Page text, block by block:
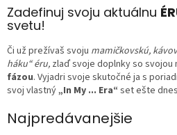
Zadefinuj svoju aktuálnu
svetu!
Či už prežívaš svoju mamičkovskú,
háku“ éru, zlaď svoje doplnky so svojou
fázou. Vyjadri svoje skutočné ja s
svoj vlastný„In My ... Era“ set ešte
Najpredávanejšie